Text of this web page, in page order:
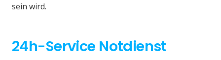
sein wird.
24h-Service Notdienst